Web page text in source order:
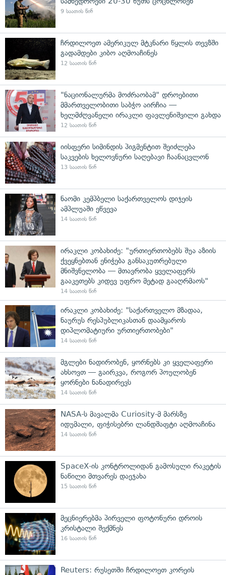
9 საათის წინ
ჩრდილოეთ ამერიკულ მტკნარი წყლის თევზში
გადამდები კიბო აღმოაჩინეს
12 საათის წინ
"ნაციონალურმა მოძრაობამ" დროებითი
მმართველობითი საბჭო აირჩია —
ხელმძღვანელი ირაკლი ფავლენიშვილი გახდა
12 საათის წინ
იისფერი სიმინდის პიგმენტით შეიძლება
საკვების ხელოვნური საღებავი ჩაანაცვლონ
13 საათის წინ
ნაომი კემპბელი საქართველოს დიჯეის
ამპლუაში ეწვევა
14 საათის წინ
ირაკლი კობახიძე: "ურთიერთობებს შუა აზიის
ქვეყნებთან ენიჭება განსაკუთრებული
მნიშვნელობა — მთავრობა ყველაფერს
გააკეთებს კიდევ უფრო მეტად გააღრმაოს"
14 საათის წინ
ირაკლი კობახიძე: "საქართველო მზადაა,
ნაურუს რესპუბლიკასთან დაამყაროს
დიპლომატიური ურთიერთობები"
14 საათის წინ
მგლები ნადირობენ, ყორნებს კი ყველაფერი
ახსოვთ — გაირკვა, როგორ პოულობენ
ყორნები ნანადირევს
14 საათის წინ
NASA-ს მავალმა Curiosity-მ მარსზე
იდუმალი, ფიჭისებრი ლანდშაფტი აღმოაჩინა
14 საათის წინ
SpaceX-ის კონტროლიდან გამოსული რაკეტის
ნაწილი მთვარეს დაეჯახა
15 საათის წინ
მეცნიერებმა პირველი ფოტონური დროის
კრისტალი შექმნეს
16 საათის წინ
Reuters: რუსეთში ჩრდილოეთ კორეის